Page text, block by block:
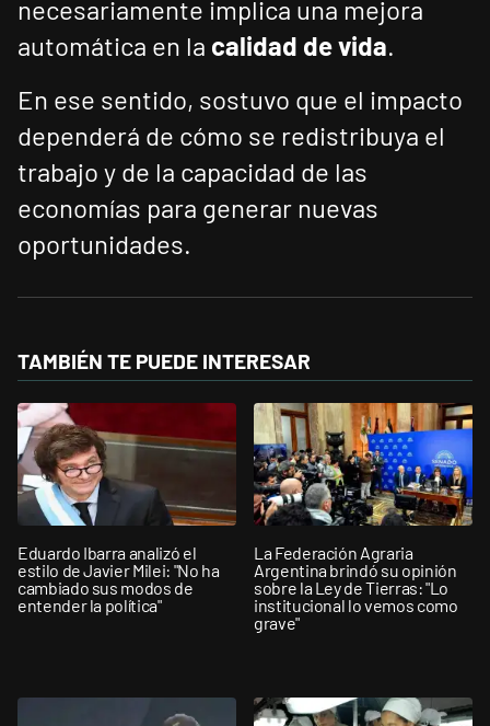
necesariamente implica una mejora
automática en la calidad de vida.
En ese sentido, sostuvo que el impacto
dependerá de cómo se redistribuya el
trabajo y de la capacidad de las
economías para generar nuevas
oportunidades.
TAMBIÉN TE PUEDE INTERESAR
Eduardo Ibarra analizó el
estilo de Javier Milei: "No ha
cambiado sus modos de
entender la política"
La Federación Agraria
Argentina brindó su opinión
sobre la Ley de Tierras: "Lo
institucional lo vemos como
grave"